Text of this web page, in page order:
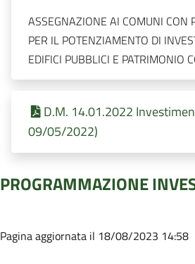
ASSEGNAZIONE AI COMUNI CON
PER IL POTENZIAMENTO DI
EDIFICI PUBBLICI E PATRIMONIO
D.M. 14.01.2022
09/05/2022)
PROGRAMMAZIONE
Pagina aggiornata il 18/08/2023 14:58